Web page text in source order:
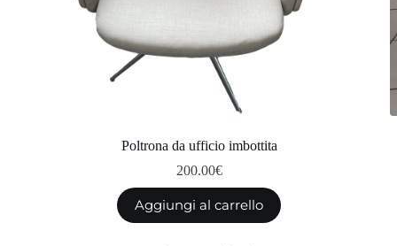
Poltrona da ufficio imbottita
200.00€
Aggiungi al carrello